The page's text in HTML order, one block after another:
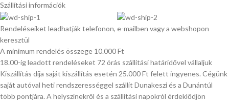
Szállítási információk
Rendeléseiket leadhatják telefonon, e-mailben vagy a webshopon
keresztül
A minimum rendelés összege 10.000 Ft
18.00-ig leadott rendeléseket 72 órás szállítási határidővel vállaljuk
Kiszállítás díja saját kiszállítás esetén 25.000 Ft felett ingyenes. Cégünk
saját autóval heti rendszerességgel szállít Dunakeszi és a Dunántúl
több pontjára. A helyszínekről és a szállítási napokról érdeklődjön